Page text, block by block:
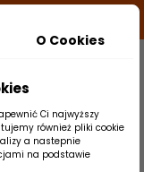
Szukaj
produktu
O Cookies
Ci najwyższy
również pliki cookie
a nastepnie
na podstawie